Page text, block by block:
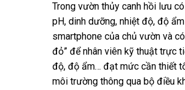
Trong vườn thủy canh hồi lưu
pH, dinh dưỡng, nhiệt độ, độ
smartphone của chủ vườn và
đỏ” để nhân viên kỹ thuật trực
độ, độ ẩm… đạt mức cần thiết
môi trường thông qua bộ điều